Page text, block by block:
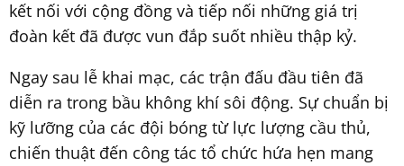
kết nối với cộng đồng và tiếp nối những giá trị
đoàn kết đã được vun đắp suốt nhiều thập kỷ.
Ngay sau lễ khai mạc, các trận đấu đầu tiên đã
diễn ra trong bầu không khí sôi động. Sự chuẩn bị
kỹ lưỡng của các đội bóng từ lực lượng cầu thủ,
chiến thuật đến công tác tổ chức hứa hẹn mang